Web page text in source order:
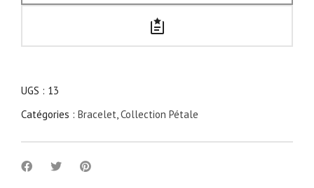
UGS : 13
Catégories : Bracelet Collection Pétale